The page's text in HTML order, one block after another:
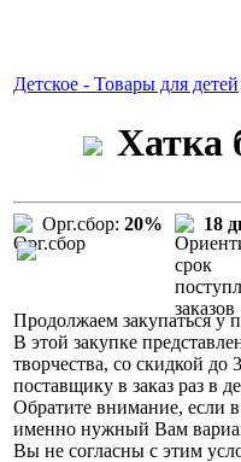
Детское - Товары для детей
Хатка
Орг.сбор: 20% 18
Продолжаем закупаться у
В этой закупке
творчества, со скидкой
поставщику в заказ раз в
Обратите внимание, если
именно нужный Вам
Вы не согласны с этим